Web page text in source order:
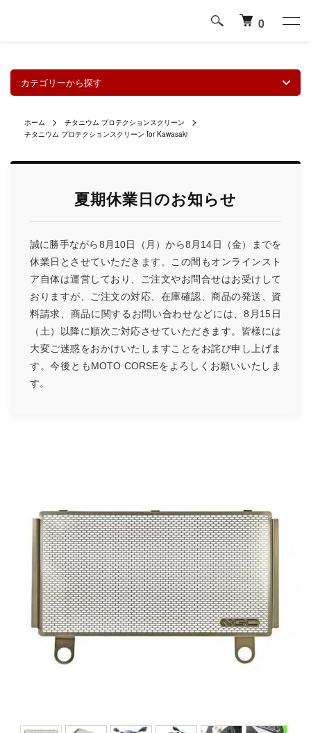
0
カテゴリーから探す
ホーム
チタニウム プロテクションスクリーン
チタニウム プロテクションスクリーン for Kawasaki
夏期休業日のお知らせ
誠に勝手ながら8月10日（月）から8月14日（金）までを
休業日とさせていただきます。この間もオンラインスト
ア自体は運営しており、ご注文やお問合せはお受けして
おりますが、ご注文の対応、在庫確認、商品の発送、資
料請求、商品に関するお問い合わせなどには、8月15日
（土）以降に順次ご対応させていただきます。皆様には
大変ご迷惑をおかけいたしますことをお詫び申し上げま
す。今後ともMOTO CORSEをよろしくお願いいたしま
す。